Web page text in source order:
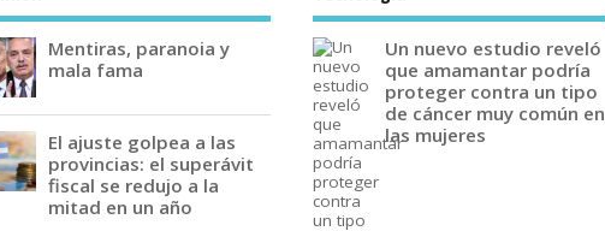
Mentiras, paranoia y
mala fama
El ajuste golpea a las
provincias: el superávit
fiscal se redujo a la
mitad en un año
Un nuevo estudio reveló
que amamantar podría
proteger contra un tipo
de cáncer muy común en
las mujeres